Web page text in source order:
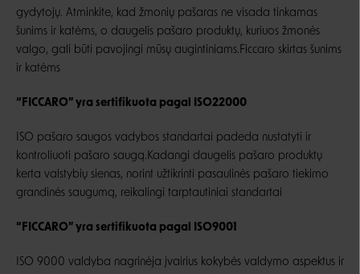
gydytojų. Atminkite, kad žmonių pašaras ne visada tinkamas
šunims ir katėms, o daugelis pašaro produktų, kuriuos žmonės
valgo, gali būti pavojingi mūsų augintiniams.Ficcaro skirtas šunims
ir katėms
“FICCARO” yra sertifikuota pagal ISO22000
ISO pašaro saugos vadybos standartai padeda nustatyti ir
kontroliuoti pašaro saugą.Kadangi daugelis pašaro produktų
kerta valstybių sienas, norint užtikrinti pasaulinės pašaro tiekimo
grandinės saugumą, reikalingi tarptautiniai standartai
“FICCARO” yra sertifikuota pagal ISO9001
ISO 9000 valdyba nagrinėja įvairius kokybės valdymo aspektus ir